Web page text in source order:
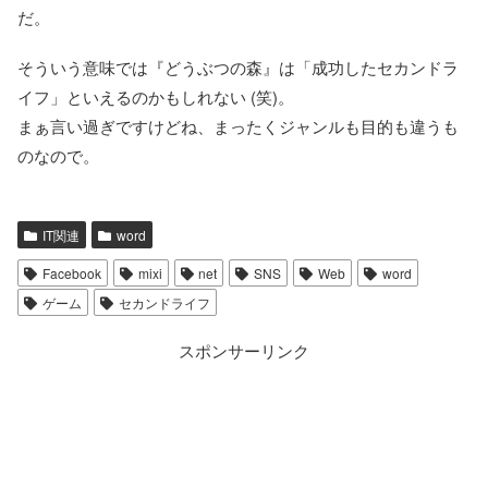
だ。
そういう意味では『どうぶつの森』は「成功したセカンドラ
イフ」といえるのかもしれない (笑)。
まぁ言い過ぎですけどね、まったくジャンルも目的も違うも
のなので。
IT関連 word
Facebook mixi net SNS Web
word
ゲーム
セカンドライフ
スポンサーリンク